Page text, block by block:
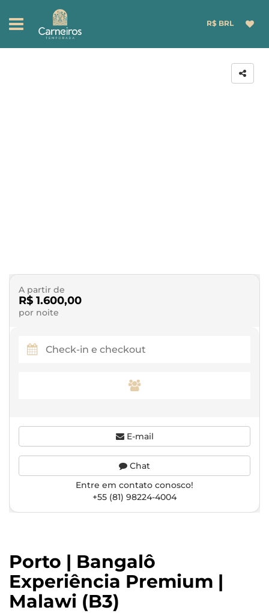
R$ BRL
Porto | Bangalô
Experiência Premium |
Malawi (B3)
A partir de
R$ 1.600,00
por noite
E-mail
Chat
Entre em contato conosco!
+55 (81) 98224-4004